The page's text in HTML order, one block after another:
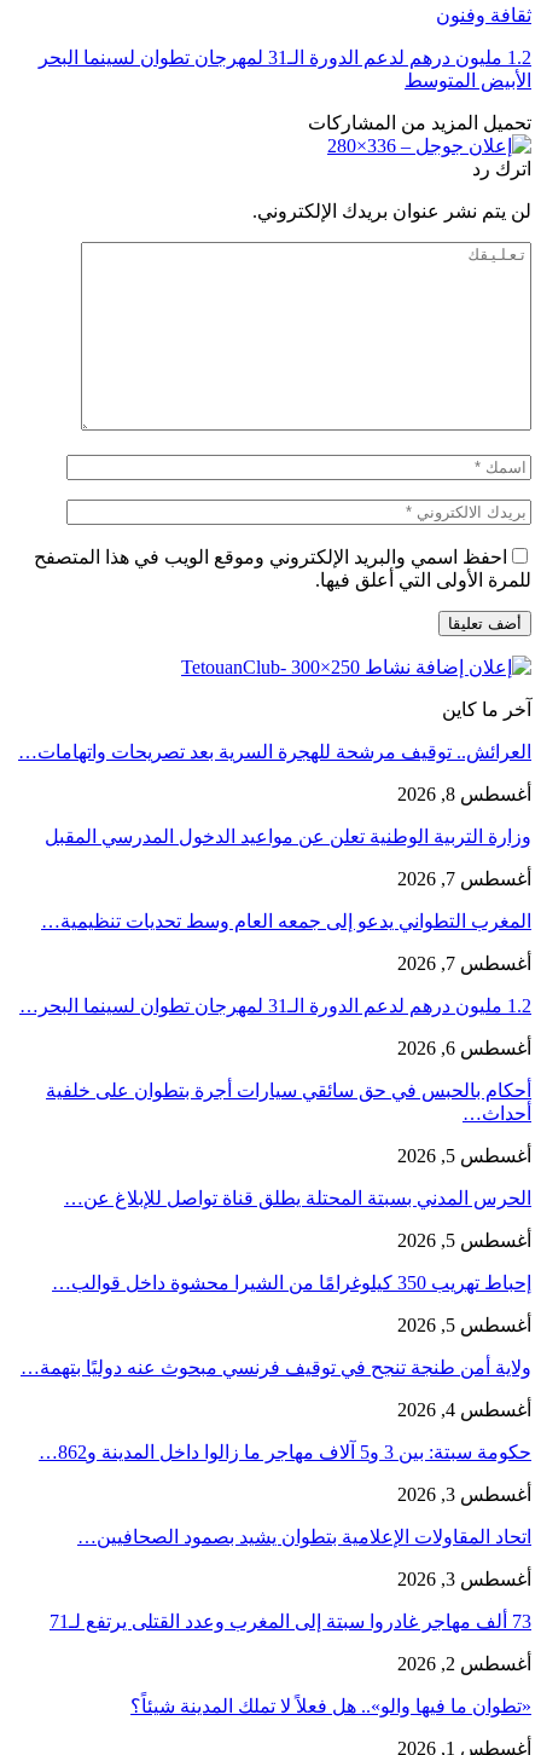
ثقافة وفنون
1.2 مليون درهم لدعم الدورة الـ31 لمهرجان تطوان لسينما البحر
الأبيض المتوسط
تحميل المزيد من المشاركات
اترك رد
لن يتم نشر عنوان بريدك الإلكتروني.
احفظ اسمي والبريد الإلكتروني وموقع الويب في هذا المتصفح
للمرة الأولى التي أعلق فيها.
آخر ما كاين
العرائش.. توقيف مرشحة للهجرة السرية بعد تصريحات واتهامات…
أغسطس 8, 2026
وزارة التربية الوطنية تعلن عن مواعيد الدخول المدرسي المقبل
أغسطس 7, 2026
المغرب التطواني يدعو إلى جمعه العام وسط تحديات تنظيمية…
أغسطس 7, 2026
1.2 مليون درهم لدعم الدورة الـ31 لمهرجان تطوان لسينما البحر…
أغسطس 6, 2026
أحكام بالحبس في حق سائقي سيارات أجرة بتطوان على خلفية
أحداث…
أغسطس 5, 2026
الحرس المدني بسبتة المحتلة يطلق قناة تواصل للإبلاغ عن…
أغسطس 5, 2026
إحباط تهريب 350 كيلوغرامًا من الشيرا محشوة داخل قوالب…
أغسطس 5, 2026
ولاية أمن طنجة تنجح في توقيف فرنسي مبحوث عنه دوليًا بتهمة…
أغسطس 4, 2026
حكومة سبتة: بين 3 و5 آلاف مهاجر ما زالوا داخل المدينة و862…
أغسطس 3, 2026
اتحاد المقاولات الإعلامية بتطوان يشيد بصمود الصحافيين…
أغسطس 3, 2026
73 ألف مهاجر غادروا سبتة إلى المغرب وعدد القتلى يرتفع لـ71
أغسطس 2, 2026
«تطوان ما فيها والو».. هل فعلاً لا تملك المدينة شيئاً؟
أغسطس 1, 2026